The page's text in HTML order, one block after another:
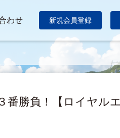
わせ 新規会員登録
番勝負！【ロイヤルエ